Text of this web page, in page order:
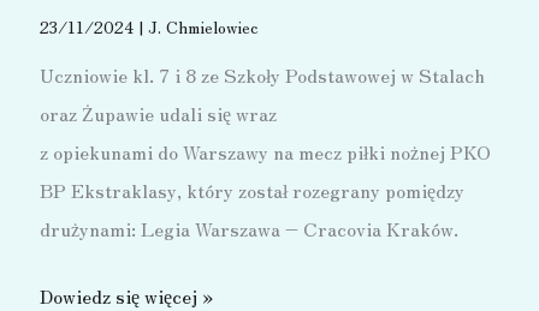
23/11/2024 | J. Chmielowiec
Uczniowie kl. 7 i 8 ze Szkoły Podstawowej w Stalach
oraz Żupawie udali się wraz
z opiekunami do Warszawy na mecz piłki nożnej PKO
BP Ekstraklasy, który został rozegrany pomiędzy
drużynami: Legia Warszawa – Cracovia Kraków.
„Sen
Dowiedz się więcej »